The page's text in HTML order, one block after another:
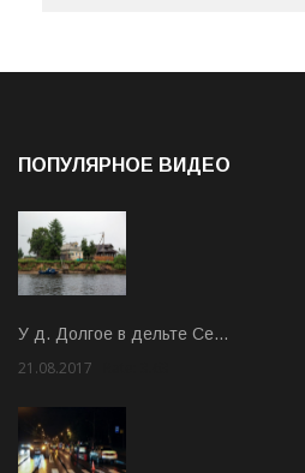
ПОПУЛЯРНОЕ ВИДЕО
У д. Долгое в дельте Се…
21.08.2017